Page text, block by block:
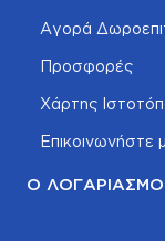
Αγορά
Προσφορές
Χάρτης
Επικοινωνήστε
Ο